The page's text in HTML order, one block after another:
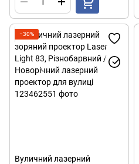
−30%
Вуличний лазерний